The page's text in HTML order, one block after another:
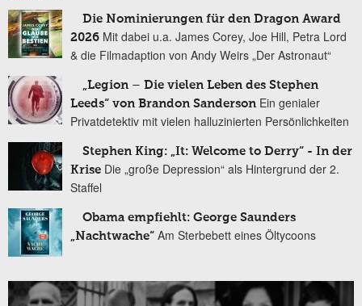
Die Nominierungen für den Dragon Award
2026 Mit dabei u.a. James Corey, Joe Hill, Petra Lord
& die Filmadaption von Andy Weirs „Der Astronaut“
„Legion – Die vielen Leben des Stephen
Leeds“ von Brandon Sanderson Ein genialer
Privatdetektiv mit vielen halluzinierten Persönlichkeiten
Stephen King: „It: Welcome to Derry“ - In der
Krise Die „große Depression“ als Hintergrund der 2.
Staffel
Obama empfiehlt: George Saunders
„Nachtwache“ Am Sterbebett eines Öltycoons